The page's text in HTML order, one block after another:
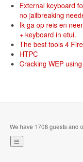
External keyboard
no jailbreaking
Ik ga op reis en
+ keyboard in etui.
The best tools 4
HTPC
Cracking WEP
We have 1708 guests and